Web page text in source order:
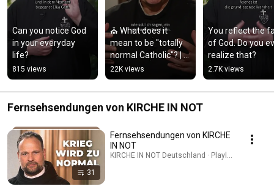
Can you notice God
in your everyday
life?
815 views
⛪ What does it
mean to be "totally
normal Catholic"? |
Father Karl Wallner
22K views
You reflect the
of God. Do you
realize that?
2.7K views
Fernsehsendungen von KIRCHE IN NOT
31
Fernsehsendungen von KIRCHE
IN NOT
KIRCHE IN NOT Deutschland · Playlist